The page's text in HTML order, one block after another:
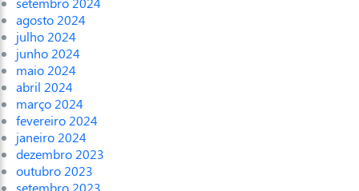
agosto 2024
julho 2024
junho 2024
maio 2024
abril 2024
março 2024
fevereiro 2024
janeiro 2024
dezembro 2023
outubro 2023
setembro 2023